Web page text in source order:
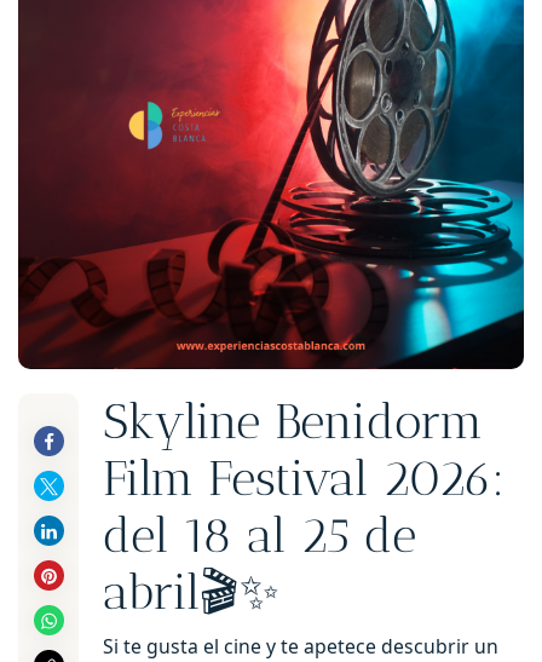
Skyline Benidorm
Film Festival 2026:
del 18 al 25 de
abril🎬✨
Si te gusta el cine y te apetece descubrir un